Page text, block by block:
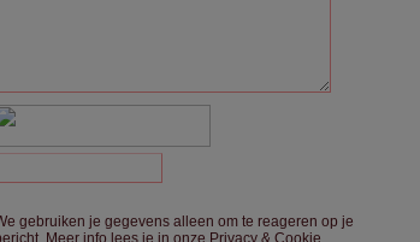
gebruiken je gegevens alleen om te reageren op je
Meer info lees je in onze Privacy & Cookie